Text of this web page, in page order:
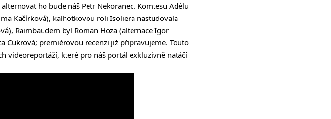
alternovat ho bude náš Petr Nekoranec. Komtesu Adélu
Kačírková), kalhotkovou roli Isoliera nastudovala
Raimbaudem byl Roman Hoza (alternace Igor
Cukrová; premiérovou recenzi již připravujeme. Touto
videoreportáží, které pro náš portál exkluzivně natáčí